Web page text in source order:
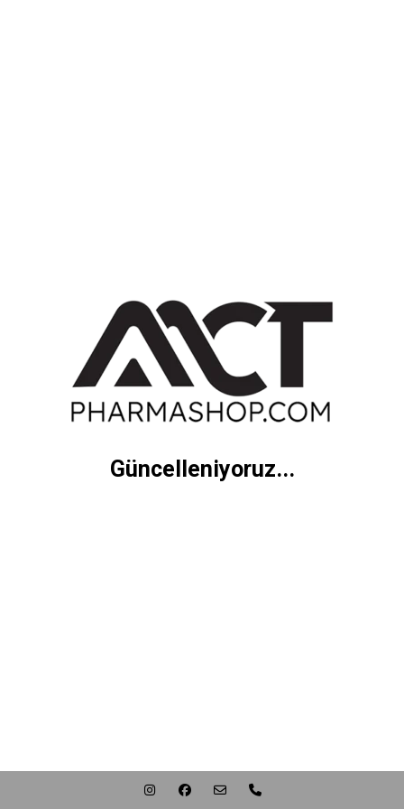
Güncelleniyoruz...